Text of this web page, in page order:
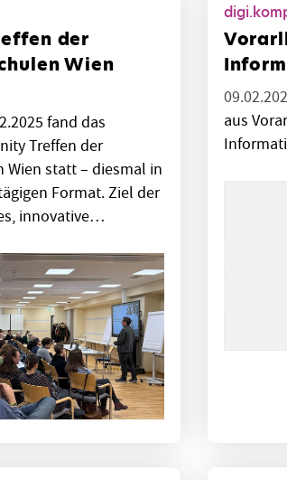
der
Wien
fand das
Treffen der
Wien statt – diesmal in
Format. Ziel der
innovative…
aus